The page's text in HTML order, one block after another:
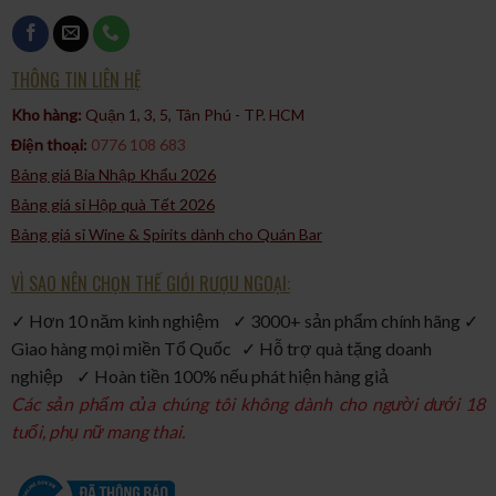
THÔNG TIN LIÊN HỆ
Kho hàng: Quận 1, 3, 5, Tân Phú - TP. HCM​
Điện thoại: 0776 108 683
Bảng giá Bia Nhập Khẩu 2026
Bảng giá sỉ Hộp quà Tết 2026
Bảng giá sỉ Wine & Spirits dành cho Quán Bar
VÌ SAO NÊN CHỌN THẾ GIỚI RƯỢU NGOẠI:
✓ Hơn 10 năm kinh nghiệm ✓ 3000+ sản phẩm chính hãng ✓
Giao hàng mọi miền Tổ Quốc ✓ Hỗ trợ quà tặng doanh
nghiệp ✓ Hoàn tiền 100% nếu phát hiện hàng giả
Các sản phẩm của chúng tôi không dành cho người dưới 18
tuổi, phụ nữ mang thai.